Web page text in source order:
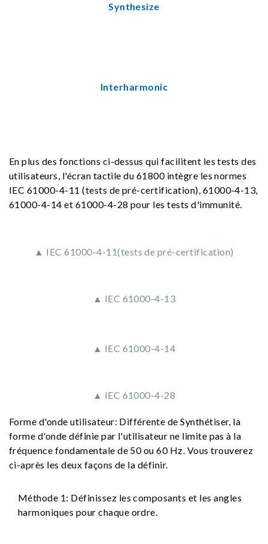
Synthesize
Interharmonic
En plus des fonctions ci-dessus qui facilitent les tests des
utilisateurs, l'écran tactile du 61800 intègre les normes
IEC 61000-4-11 (tests de pré-certification), 61000-4-13,
61000-4-14 et 61000-4-28 pour les tests d'immunité.
▲ IEC 61000-4-11(tests de pré-certification)
▲ IEC 61000-4-13
▲ IEC 61000-4-14
▲ IEC 61000-4-28
Forme d'onde utilisateur: Différente de Synthétiser, la
forme d'onde définie par l'utilisateur ne limite pas à la
fréquence fondamentale de 50 ou 60 Hz. Vous trouverez
ci-après les deux façons de la définir.
Méthode 1: Définissez les composants et les angles
harmoniques pour chaque ordre.